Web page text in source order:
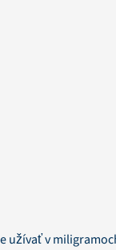
užívať v